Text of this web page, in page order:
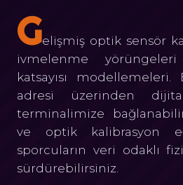
Gelişmiş optik sensör
ivmelenme
katsayısı
adresi üzerinden
terminalimize
ve optik kalibrasyon
sporcuların veri odaklı
sürdürebilirsiniz.